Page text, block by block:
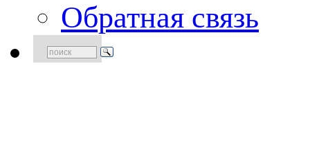
Обратная связь